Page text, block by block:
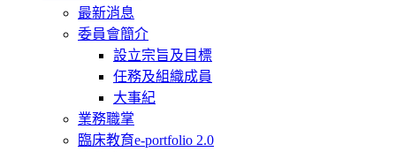
最新消息
委員會簡介
設立宗旨及目標
任務及組織成員
大事紀
業務職掌
臨床教育e-portfolio 2.0